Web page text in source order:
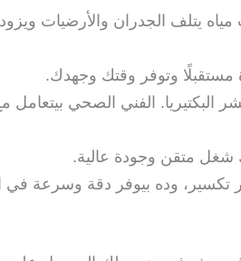
يتلف الجدران والأرضيات ويزود
مستقبلًا وتوفر وقتك وجهدك.
الفني الصحي
شغل متقن وجودة عالية.
وده بيوفر دقة وسرعة في